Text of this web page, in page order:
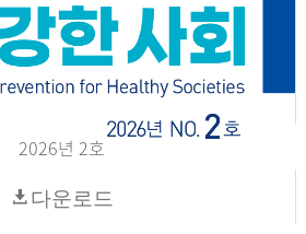
2026년 2호
다운로드